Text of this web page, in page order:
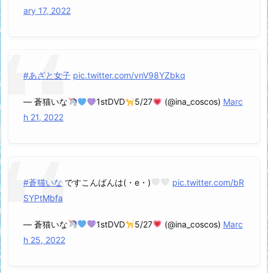
ary 17, 2022
#あざと女子 pic.twitter.com/vnV98YZbkq
— 蒼猫いな 1stDVD 5/27 (@ina_coscos) Marc
h 21, 2022
#蒼猫いな ですこんばんは(・e・)
pic.twitter.com/bR
SYPtMbfa
— 蒼猫いな 1stDVD 5/27 (@ina_coscos) Marc
h 25, 2022